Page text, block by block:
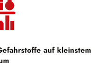
auf kleinstem